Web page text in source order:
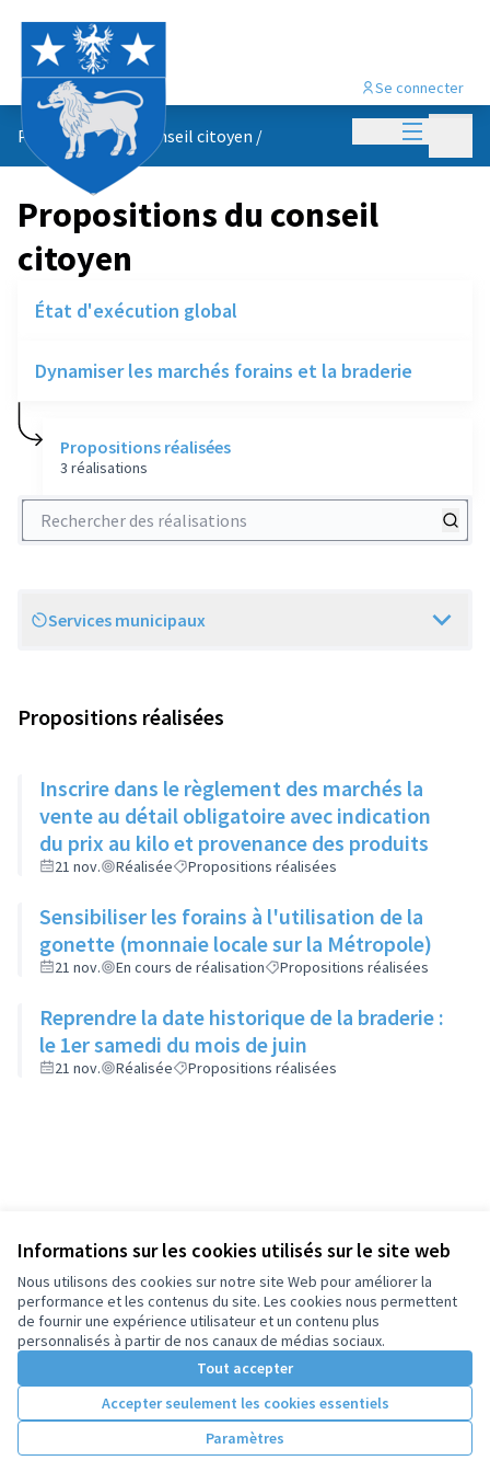
Informations sur les cookies utilisés sur le site web
Nous utilisons des cookies sur notre site Web pour améliorer la
performance et les contenus du site. Les cookies nous permettent
de fournir une expérience utilisateur et un contenu plus
personnalisés à partir de nos canaux de médias sociaux.
Tout accepter
Accepter seulement les cookies essentiels
Paramètres
Menu
Se connecter
Propositions du conseil citoyen /
Propositions du conseil
citoyen
État d'exécution global
Dynamiser les marchés forains et la braderie
Propositions réalisées
3 réalisations
Rechercher des réalisations
Scope
Services municipaux
Propositions réalisées
Inscrire dans le règlement des marchés la
vente au détail obligatoire avec indication
du prix au kilo et provenance des produits
21 nov. Réalisée Propositions réalisées
Sensibiliser les forains à l'utilisation de la
gonette (monnaie locale sur la Métropole)
21 nov. En cours de réalisation Propositions réalisées
Reprendre la date historique de la braderie :
le 1er samedi du mois de juin
21 nov. Réalisée Propositions réalisées